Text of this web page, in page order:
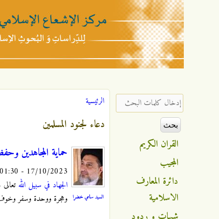
الإشعاع
الإسلامي أنت هنا
الرئيسية
دعاء لجنود المسلمين
السيد سامي خضرا
حماية المجاهدين
17/10/2023 - 01:30
الجهاد في سبيل الله
وهجرة ووحدة وسفر
‏إدخال كلمات البحث ‏
القران الكريم
المجيب
دائرة المعارف
الاسلامية